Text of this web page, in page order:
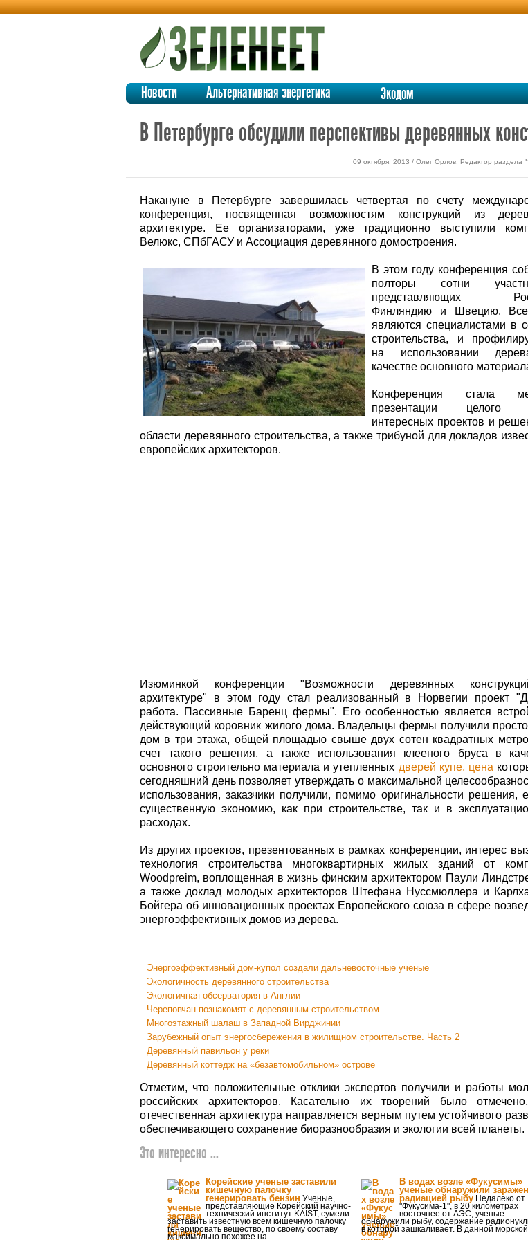
Новости Альтернативная энергетика Экодом
В Петербурге обсудили перспективы деревянных
09 октября, 2013 / Олег Орлов, Редактор раздела
Накануне в Петербурге завершилась четвертая по счету
конференция, посвященная возможностям конструкций из
архитектуре. Ее организаторами, уже традиционно выступили
Велюкс, СПбГАСУ и Ассоциация деревянного домостроения.
В этом году конференция
полторы сотни
представляющих
Финляндию и Швецию.
являются специалистами в
строительства, и
на использовании
качестве основного
Конференция стала
презентации целого
интересных проектов и
области деревянного строительства, а также трибуной для докладов
европейских архитекторов.
Изюминкой конференции "Возможности деревянных
архитектуре" в этом году стал реализованный в Норвегии проект
работа. Пассивные Баренц фермы". Его особенностью является
действующий коровник жилого дома. Владельцы фермы получили
дом в три этажа, общей площадью свыше двух сотен квадратных
счет такого решения, а также использования клееного бруса в
основного строительно материала и утепленных дверей купе, цена
сегодняшний день позволяет утверждать о максимальной
использования, заказчики получили, помимо оригинальности решения,
существенную экономию, как при строительстве, так и в
расходах.
Из других проектов, презентованных в рамках конференции, интерес
технология строительства многоквартирных жилых зданий от
Woodpreim, воплощенная в жизнь финским архитектором Паули
а также доклад молодых архитекторов Штефана Нуссмюллера и
Бойгера об инновационных проектах Европейского союза в сфере
энергоэффективных домов из дерева.
Энергоэффективный дом-купол создали дальневосточные ученые
Экологичность деревянного строительства
Экологичная обсерватория в Англии
Череповчан познакомят с деревянным строительством
Многоэтажный шалаш в Западной Вирджинии
Зарубежный опыт энергосбережения в жилищном строительстве. Часть 2
Деревянный павильон у реки
Деревянный коттедж на «безавтомобильном» острове
Отметим, что положительные отклики экспертов получили и работы
российских архитекторов. Касательно их творений было
отечественная архитектура направляется верным путем устойчивого
обеспечивающего сохранение биоразнообразия и экологии всей планеты.
Это интересно ...
Корейские ученые заставили
кишечную палочку
генерировать бензин Ученые,
представляющие Корейский научно-
технический институт KAIST, сумели
заставить известную всем кишечную палочку
генерировать вещество, по своему составу
максимально похожее на
В водах возле «Фукусимы»
ученые обнаружили
радиацией рыбу Недалеко от
"Фукусима-1", в 20 километрах
восточнее от АЭС, ученые
обнаружили рыбу, содержание
в которой зашкаливает. В данной морской